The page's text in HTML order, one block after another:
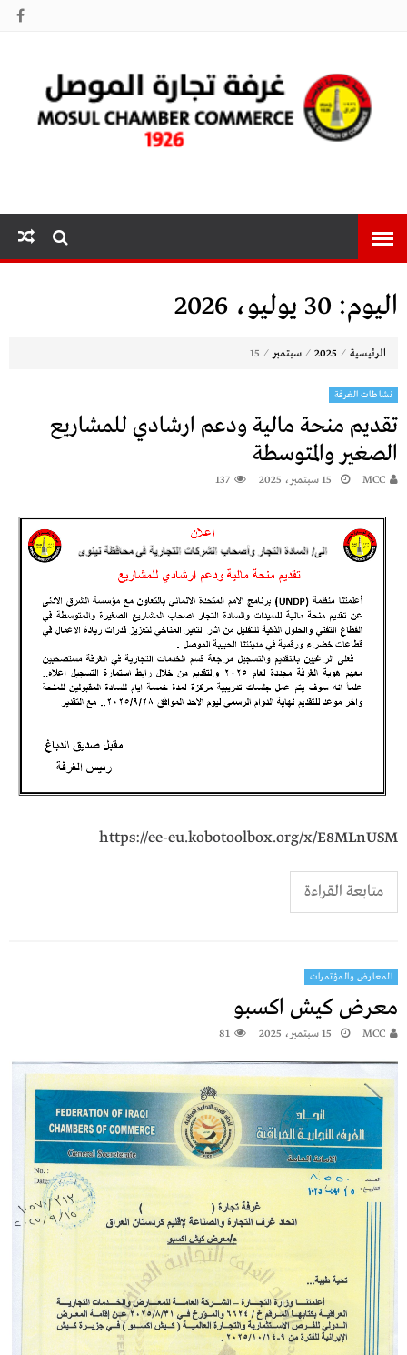
الموصل
اليوم: 30 يوليو، 2026
الرئيسية ⁄
2025
⁄ سبتمبر ⁄
15
نشاطات الغرفة
تقديم منحة مالية ودعم ارشادي للمشاريع
الصغير والمتوسطة
MCC 15 سبتمبر، 2025 137
https://ee-eu.kobotoolbox.org/x/E8MLnUSM
متابعة القراءة
المعارض والمؤتمرات
معرض كيش اكسبو
MCC 15 سبتمبر، 2025 81